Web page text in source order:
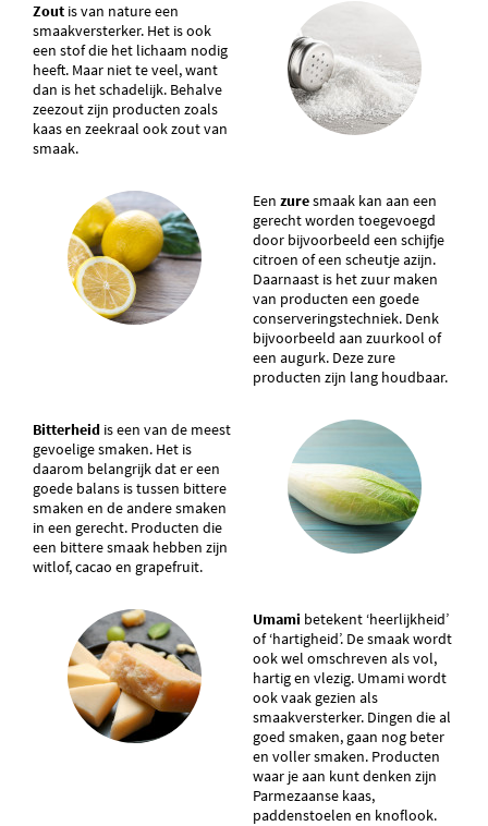
Zout is van nature een
smaakversterker. Het is ook
een stof die het lichaam nodig
heeft. Maar niet te veel, want
dan is het schadelijk. Behalve
zeezout zijn producten zoals
kaas en zeekraal ook zout van
smaak.
Een zuresmaak kan aan een
gerecht worden toegevoegd
door bijvoorbeeld een schijfje
citroen of een scheutje azijn.
Daarnaast is het zuur maken
van producten een goede
conserveringstechniek. Denk
bijvoorbeeld aan zuurkool of
een augurk. Deze zure
producten zijn lang houdbaar.
Bitterheid is een van de meest
gevoelige smaken. Het is
daarom belangrijk dat er een
goede balans is tussen bittere
smaken en de andere smaken
in een gerecht. Producten die
een bittere smaak hebben zijn
witlof, cacao en grapefruit.
Umami betekent ‘heerlijkheid’
of ‘hartigheid’. De smaak wordt
ook wel omschreven als vol,
hartig en vlezig. Umami wordt
ook vaak gezien als
smaakversterker. Dingen die al
goed smaken, gaan nog beter
en voller smaken. Producten
waar je aan kunt denken zijn
Parmezaanse kaas,
paddenstoelen en knoflook.